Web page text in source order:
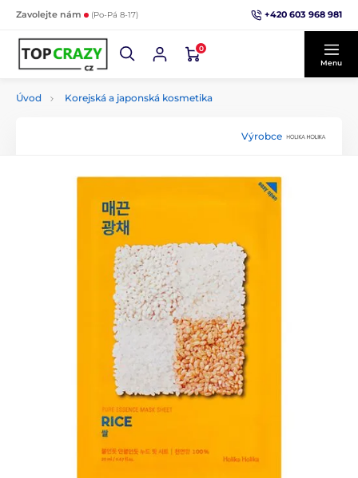
Zavolejte nám (Po-Pá 8-17) +420 603 968 981
0
Menu
Úvod Korejská a japonská kosmetika
Výrobce